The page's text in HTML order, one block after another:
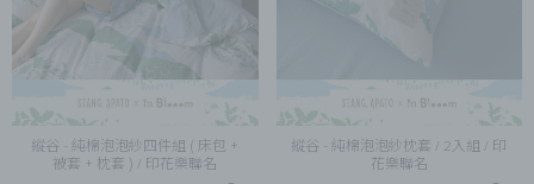
縱谷 - 純棉泡泡紗四件組 ( 床包 +
被套 + 枕套 ) / 印花樂聯名
縱谷 - 純棉泡泡紗枕套 / 2入組 / 印
花樂聯名